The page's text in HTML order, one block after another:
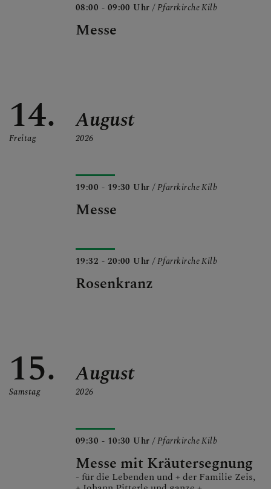
08:00 - 09:00 Uhr/ Pfarrkirche Kilb
Messe
14.
Freitag
August
2026
19:00 - 19:30 Uhr/ Pfarrkirche Kilb
Messe
19:32 - 20:00 Uhr/ Pfarrkirche Kilb
Rosenkranz
15.
Samstag
August
2026
09:30 - 10:30 Uhr/ Pfarrkirche Kilb
Messe mit Kräutersegnung
- für die Lebenden und + der Familie Zeis,